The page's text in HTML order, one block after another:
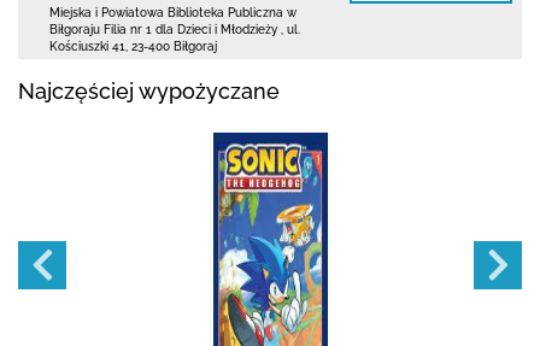
Miejska i Powiatowa Biblioteka Publiczna w
Biłgoraju Filia nr 1 dla Dzieci i Młodzieży
ul.
Kościuszki 41
23-400 Biłgoraj
Najczęściej wypożyczane